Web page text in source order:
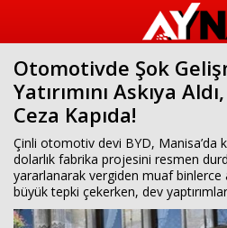
sohbet
cinsel
sohbet
sohbet
mobil
sohbet
islami
sohbetler
Otomotivde Şok
Yatırımını Askıya
Ceza Kapıda!
Çinli otomotiv devi BYD, Manisa’da
dolarlık fabrika projesini resmen
yararlanarak vergiden muaf binlerce
büyük tepki çekerken, dev